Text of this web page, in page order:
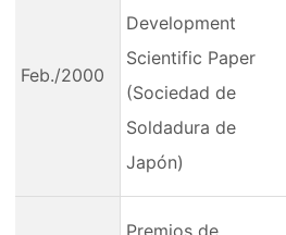
Feb./2000
Development
Scientific Paper
(Sociedad de
Soldadura de
Japón)
Premios de